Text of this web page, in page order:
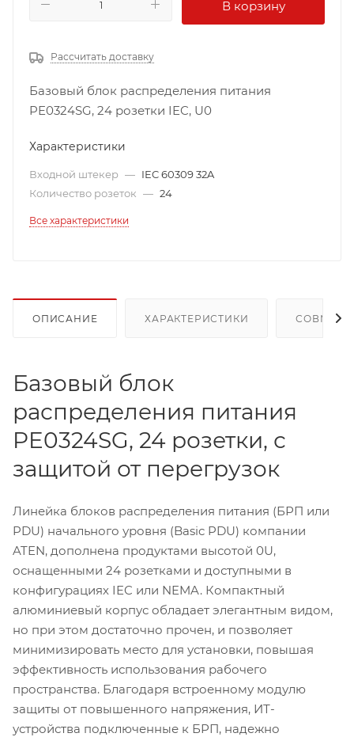
В корзину
Рассчитать доставку
Базовый блок распределения питания
PE0324SG, 24 розетки IEC, U0
Характеристики
Входной штекер — IEC 60309 32A
Количество розеток — 24
Все характеристики
ОПИСАНИЕ ХАРАКТЕРИСТИКИ
Базовый блок
распределения питания
PE0324SG, 24 розетки, с
защитой от перегрузок
Линейка блоков распределения питания (БРП или
PDU) начального уровня (Basic PDU) компании
ATEN, дополнена продуктами высотой 0U,
оснащенными 24 розетками и доступными в
конфигурациях IEC или NEMA. Компактный
алюминиевый корпус обладает элегантным видом,
но при этом достаточно прочен, и позволяет
минимизировать место для установки, повышая
эффективность использования рабочего
пространства. Благодаря встроенному модулю
защиты от повышенного напряжения, ИТ-
устройства подключенные к БРП, надежно